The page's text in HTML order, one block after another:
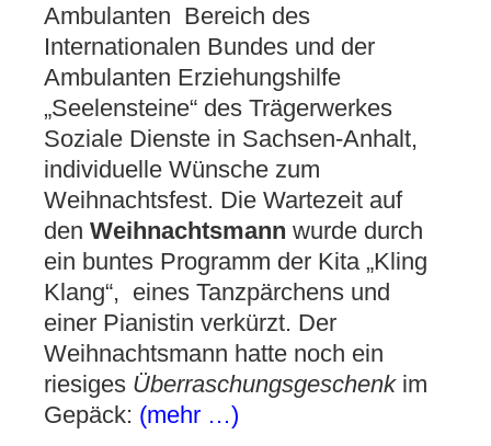
Ambulanten Bereich des
Internationalen Bundes und der
Ambulanten Erziehungshilfe
„Seelensteine“ des Trägerwerkes
Soziale Dienste in Sachsen-Anhalt,
individuelle Wünsche zum
Weihnachtsfest. Die Wartezeit auf
den Weihnachtsmann wurde durch
ein buntes Programm der Kita „Kling
Klang“, eines Tanzpärchens und
einer Pianistin verkürzt. Der
Weihnachtsmann hatte noch ein
riesiges Überraschungsgeschenkim
Gepäck: (mehr …)